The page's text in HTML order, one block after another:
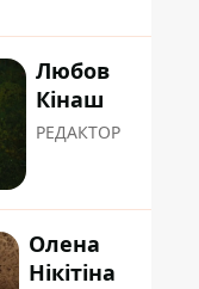
Любов
Кінаш
РЕДАКТОР
Олена
Нікітіна